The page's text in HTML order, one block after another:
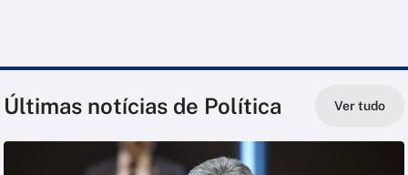
Últimas notícias de Política Ver tudo